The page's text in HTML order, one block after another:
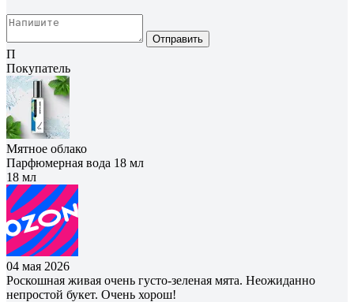
Отправить
П
Покупатель
Мятное облако
Парфюмерная вода 18 мл
18 мл
04 мая 2026
Роскошная живая очень густо-зеленая мята. Неожиданно
непростой букет. Очень хорош!